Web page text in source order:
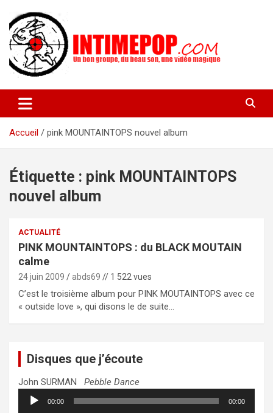
contenu
intimepop.com
actuelles pop rock, post-rock, indé sur Lyon. rock pop concert
lyon
Accueil
pink MOUNTAINTOPS nouvel album
Étiquette : pink MOUNTAINTOPS
nouvel album
ACTUALITÉ
PINK MOUNTAINTOPS : du BLACK MOUTAIN
calme
24 juin 2009 abds69 // 1 522 vues
C’est le troisième album pour PINK MOUTAINTOPS avec ce
« outside love », qui disons le de suite…
Disques que j’écoute
John SURMAN Pebble Dance
Lecteur
audio
00:00 00:00